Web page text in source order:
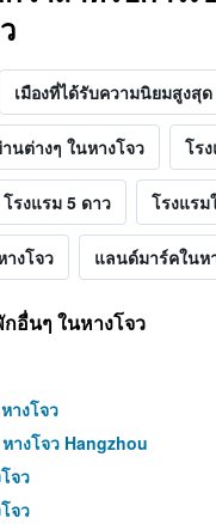
เมืองที่ได้รับความนิยมสูงสุด
นต่างๆ ในหางโจว โร
โรงแรม 5 ดาว โรงแร
งโจว แลนด์มาร์คในห
อื่นๆ ในหางโจว
างโจว
างโจว Hangzhou
จว
จว